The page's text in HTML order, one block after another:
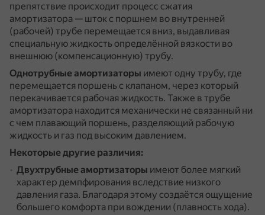
препятствие происходит процесс сжатия
амортизатора — шток с поршнем во внутренней
(рабочей) трубе перемещается вниз, выдавливая
специальную жидкость определённой вязкости во
внешнюю (компенсационную) трубу.
Однотрубные амортизаторы имеют одну трубу, где
перемещается поршень с клапаном, через который
перекачивается рабочая жидкость. Также в трубе
амортизатора находится механически не связанный ни
с чем плавающий поршень, разделяющий рабочую
жидкость и газ под высоким давлением.
Некоторые другие различия:
Двухтрубные амортизаторы имеют более мягкий
характер демпфирования вследствие низкого
давления газа. Благодаря этому создаётся ощущение
большего комфорта при вождении (плавность хода).